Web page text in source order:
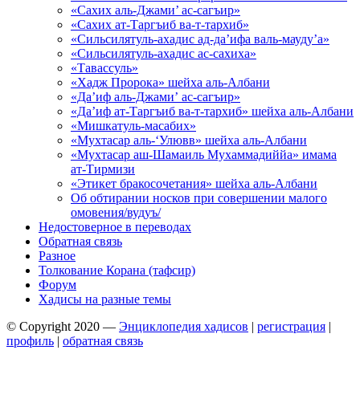
«Сахих аль-Джами’ ас-сагъир»
«Сахих ат-Таргъиб ва-т-тархиб»
«Сильсилятуль-ахадис ад-да’ифа валь-мауду’а»
«Сильсилятуль-ахадис ас-сахиха»
«Тавассуль»
«Хадж Пророка» шейха аль-Албани
«Да’иф аль-Джами’ ас-сагъир»
«Да’иф ат-Таргъиб ва-т-тархиб» шейха аль-Албани
«Мишкатуль-масабих»
«Мухтасар аль-‘Улювв» шейха аль-Албани
«Мухтасар аш-Шамаиль Мухаммадиййа» имама
ат-Тирмизи
«Этикет бракосочетания» шейха аль-Албани
Об обтирании носков при совершении малого
омовения/вудуъ/
Недостоверное в переводах
Обратная связь
Разное
Толкование Корана (тафсир)
Форум
Хадисы на разные темы
© Copyright 2020 — Энциклопедия хадисов | регистрация |
профиль | обратная связь